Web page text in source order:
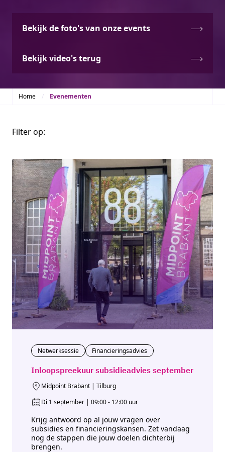
Bekijk de foto's van onze events
Bekijk video's terug
Home Evenementen
Filter op:
Inloopspreekuur subsidieadvies september
Netwerksessie Financieringsadvies
Midpoint Brabant | Tilburg
Di 1 september | 09:00 - 12:00 uur
Krijg antwoord op al jouw vragen over
subsidies en financieringskansen. Zet vandaag
nog de stappen die jouw doelen dichterbij
brengen.